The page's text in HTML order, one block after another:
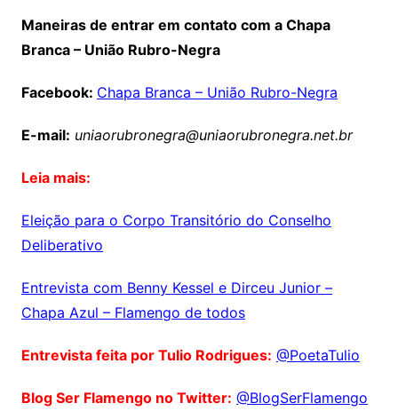
Maneiras de entrar em contato com a Chapa
Branca – União Rubro-Negra
Facebook: Chapa Branca – União Rubro-Negra
E-mail: uniaorubronegra@uniaorubronegra.net.br
Leia mais:
Eleição para o Corpo Transitório do Conselho
Deliberativo
Entrevista com Benny Kessel e Dirceu Junior –
Chapa Azul – Flamengo de todos
Entrevista feita por Tulio Rodrigues: @PoetaTulio
Blog Ser Flamengo no Twitter: @BlogSerFlamengo